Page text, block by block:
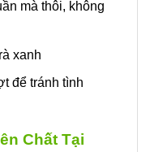
mà thôi, không
xanh
để tránh tình
Chất Tại